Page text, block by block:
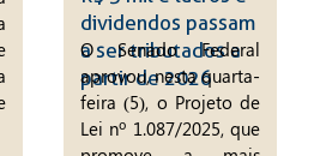
dividendos passam
a ser tributados a
partir de 2026
O Senado Federal
aprovou, nesta quarta-
feira (5), o Projeto de
Lei nº 1.087/2025, que